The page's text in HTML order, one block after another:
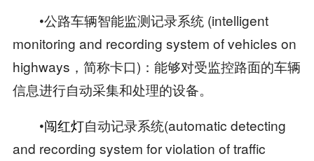
•公路车辆智能监测记录系统 (intelligent
monitoring and recording system of vehicles on
highways，简称卡口)：能够对受监控路面的车辆
信息进行自动采集和处理的设备。
•闯红灯自动记录系统(automatic detecting
and recording system for violation of traffic